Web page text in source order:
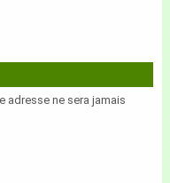
adresse ne sera jamais